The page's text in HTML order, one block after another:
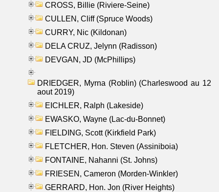
CROSS, Billie (Riviere-Seine)
CULLEN, Cliff (Spruce Woods)
CURRY, Nic (Kildonan)
DELA CRUZ, Jelynn (Radisson)
DEVGAN, JD (McPhillips)
DRIEDGER, Myrna (Roblin) (Charleswood au 12
aout 2019)
EICHLER, Ralph (Lakeside)
EWASKO, Wayne (Lac-du-Bonnet)
FIELDING, Scott (Kirkfield Park)
FLETCHER, Hon. Steven (Assiniboia)
FONTAINE, Nahanni (St. Johns)
FRIESEN, Cameron (Morden-Winkler)
GERRARD, Hon. Jon (River Heights)